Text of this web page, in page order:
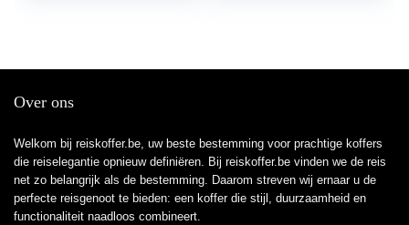
Over ons
Welkom bij reiskoffer.be, uw beste bestemming voor prachtige koffers
die reiselegantie opnieuw definiëren. Bij reiskoffer.be vinden we de reis
net zo belangrijk als de bestemming. Daarom streven wij ernaar u de
perfecte reisgenoot te bieden: een koffer die stijl, duurzaamheid en
functionaliteit naadloos combineert.